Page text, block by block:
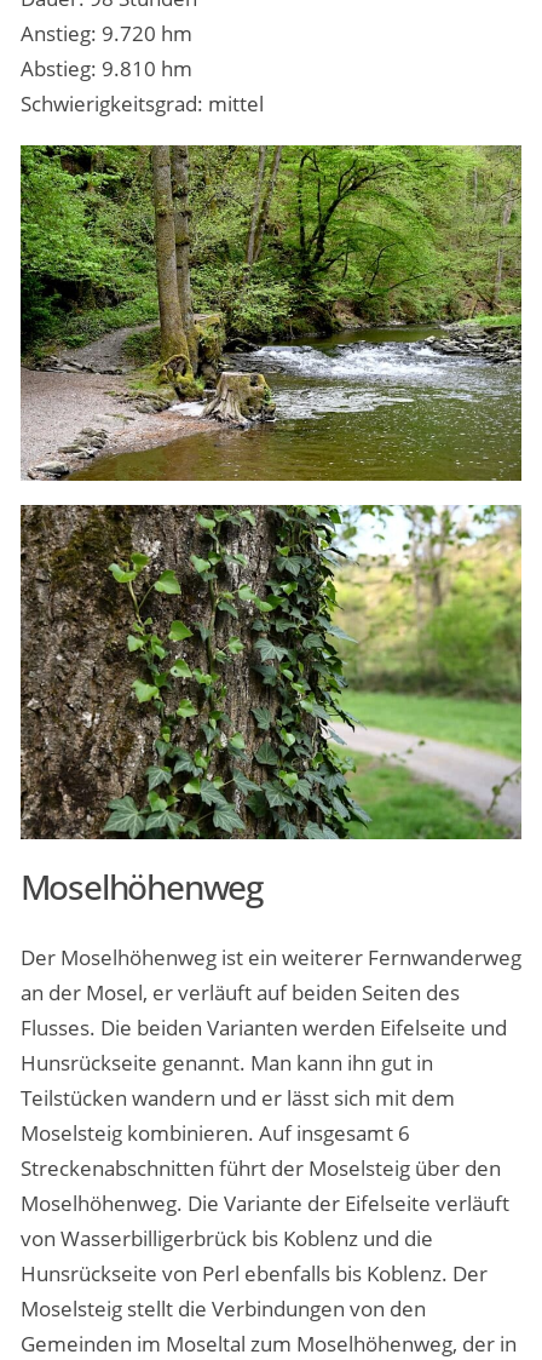
Anstieg: 9.720 hm
Abstieg: 9.810 hm
Schwierigkeitsgrad: mittel
Moselhöhenweg
Der Moselhöhenweg ist ein weiterer Fernwanderweg
an der Mosel, er verläuft auf beiden Seiten des
Flusses. Die beiden Varianten werden Eifelseite und
Hunsrückseite genannt. Man kann ihn gut in
Teilstücken wandern und er lässt sich mit dem
Moselsteig kombinieren. Auf insgesamt 6
Streckenabschnitten führt der Moselsteig über den
Moselhöhenweg. Die Variante der Eifelseite verläuft
von Wasserbilligerbrück bis Koblenz und die
Hunsrückseite von Perl ebenfalls bis Koblenz. Der
Moselsteig stellt die Verbindungen von den
Gemeinden im Moseltal zum Moselhöhenweg, der in